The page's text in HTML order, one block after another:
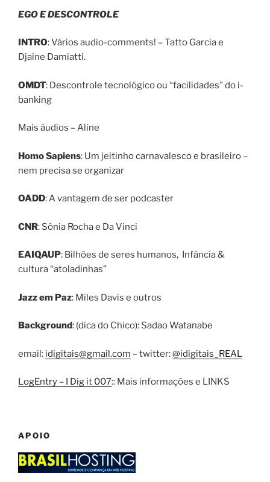
EGO E DESCONTROLE
INTRO: Vários audio-comments! – Tatto Garcia e
Djaine Damiatti.
OMDT: Descontrole tecnológico ou “facilidades” do i-
banking
Mais áudios – Aline
Homo Sapiens: Um jeitinho carnavalesco e brasileiro –
nem precisa se organizar
OADD: A vantagem de ser podcaster
CNR: Sônia Rocha e Da Vinci
EAIQAUP: Bilhões de seres humanos, Infância &
cultura “atoladinhas”
Jazz em Paz: Miles Davis e outros
Background: (dica do Chico): Sadao Watanabe
email: idigitais@gmail.com – twitter:@idigitais_REAL
LogEntry – I Dig it 007:: Mais informações e LINKS
APOIO